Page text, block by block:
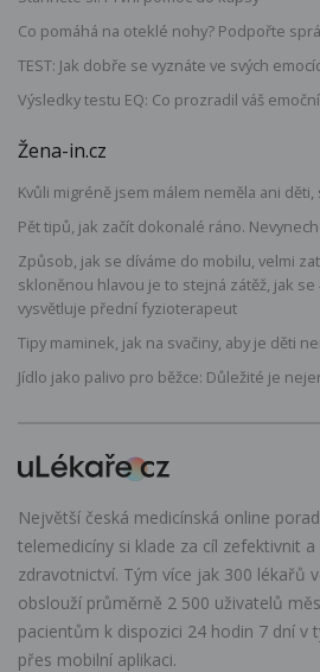
Co pomáhá na oteklé nohy? Podpořte
TEST: Jak dobře se vyznáte ve svých
Výsledky testu EQ: Co prozradil váš
Žena-in.cz
Kvůli migréně jsem málem neměla ani
Pět tipů, jak začít dokonalé ráno.
Způsob, jak se díváme do mobilu, velmi
skloněnou hlavou je to stejná zátěž, jak
vysvětluje přední fyzioterapeut
Tipy maminek, jak na svačiny, aby je děti
Jídlo jako palivo pro běžce: Důležité je
Největší česká medicínská online
telemedicíny si klade za cíl zefektivnit
zdravotnictví. Tým více jak 300 lékařů
obslouží průměrně 2 500 uživatelů
pacientům k dispozici 24 hodin 7 dní v
přes mobilní aplikaci.